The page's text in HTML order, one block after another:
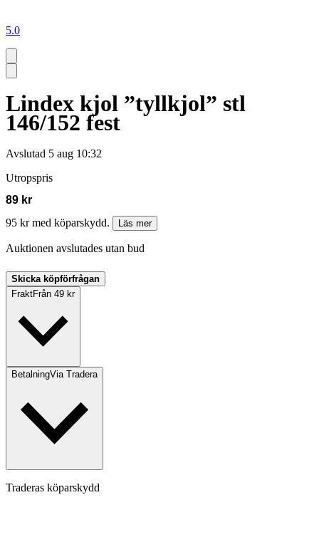
5.0
Lindex kjol ”tyllkjol” stl
146/152 fest
Avslutad 5 aug 10:32
Utropspris
89 kr
95 kr med köparskydd.
Läs mer
Auktionen avslutades utan bud
Skicka köpförfrågan
FraktFrån 49 kr
BetalningVia Tradera
Traderas köparskydd